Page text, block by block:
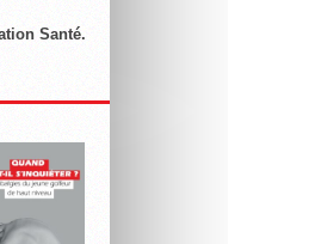
Santé.